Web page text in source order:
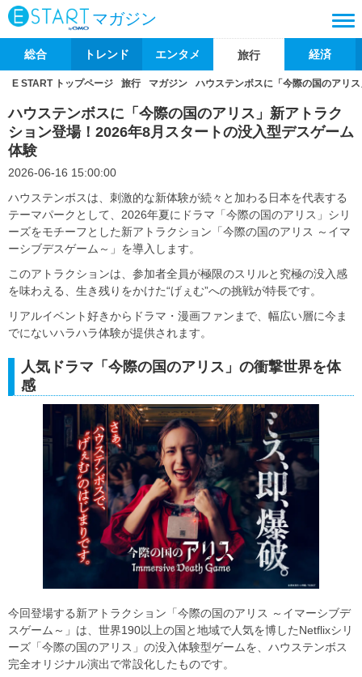
マガジン
総合 トレンド エンタメ 旅行 経済
E START トップページ 旅行 マガジン ハウステンボスに「今際の国のアリ
ハウステンボスに「今際の国のアリス」新アトラク
ション登場！2026年8月スタートの没入型デスゲーム
体験
2026-06-16 15:00:00
ハウステンボスは、刺激的な新体験が続々と加わる日本を代表する
テーマパークとして、2026年夏にドラマ「今際の国のアリス」シリ
ーズをモチーフとした新アトラクション「今際の国のアリス ～イマ
ーシブデスゲーム～」を導入します。
このアトラクションは、参加者全員が極限のスリルと究極の没入感
を味わえる、生き残りをかけた“げぇむ”への挑戦が特長です。
リアルイベント好きからドラマ・漫画ファンまで、幅広い層に今ま
でにないハラハラ体験が提供されます。
人気ドラマ「今際の国のアリス」の衝撃世界を体
感
今回登場する新アトラクション「今際の国のアリス ～イマーシブデ
スゲーム～」は、世界190以上の国と地域で人気を博したNetflixシリ
ーズ「今際の国のアリス」の没入体験型ゲームを、ハウステンボス
完全オリジナル演出で常設化したものです。